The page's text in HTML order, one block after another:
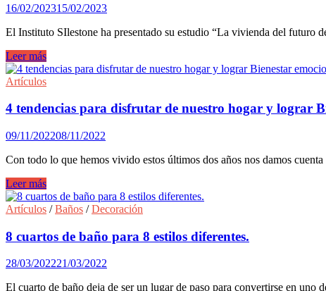
2024
16/02/202315/02/2023
El Instituto SIlestone ha presentado su estudio “La vivienda del futuro
6
tendencias
sobre
será
Hogar
de
la
Z
Leer más
Artículos
4 tendencias para disfrutar de nuestro hogar y lograr
09/11/202208/11/2022
Con todo lo que hemos vivido estos últimos dos años nos damos
4
tendencias
para
de
nuestro
hogar
y
lograr
Leer más
Artículos /Baños /Decoración
8 cuartos de baño para 8 estilos diferentes.
28/03/202221/03/2022
El cuarto de baño deja de ser un lugar de paso para convertirse en